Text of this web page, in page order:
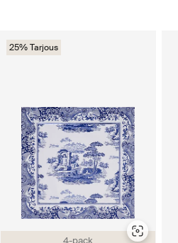
4-pack
25% Tarjous